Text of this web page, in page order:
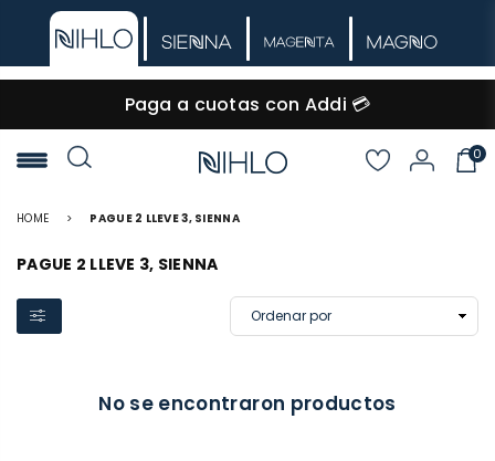
Paga a cuotas con Addi 💳
NIHLO
0
HOME > PAGUE 2 LLEVE 3, SIENNA
PAGUE 2 LLEVE 3, SIENNA
No se encontraron productos